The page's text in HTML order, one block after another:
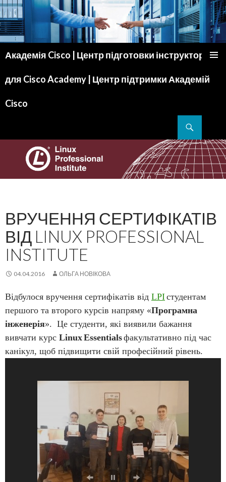
Академія Cisco | Центр підготовки інструкторів
для Cisco Academy | Центр підтримки Академій
Cisco
ВРУЧЕННЯ СЕРТИФІКАТІВ
ВІД LINUX PROFESSIONAL
INSTITUTE
04.04.2016 ОЛЬГА НОВІКОВА
Відбулося вручення сертифікатів від LPIстудентам
першого та второго курсів напряму «Програмна
інженерія». Це студенти, які виявили бажання
вивчати курс LinuxEssentialsфакультативно під час
канікул, щоб підвищити свій професійний рівень.